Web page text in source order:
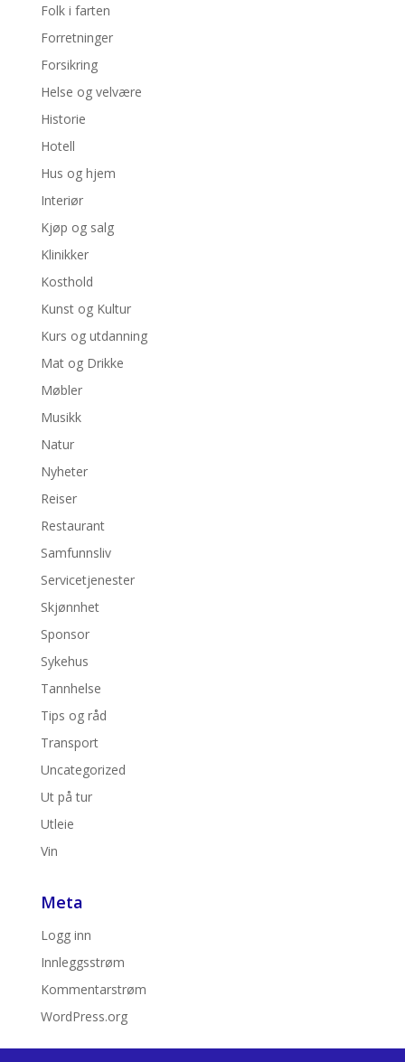
Folk i farten
Forretninger
Forsikring
Helse og velvære
Historie
Hotell
Hus og hjem
Interiør
Kjøp og salg
Klinikker
Kosthold
Kunst og Kultur
Kurs og utdanning
Mat og Drikke
Møbler
Musikk
Natur
Nyheter
Reiser
Restaurant
Samfunnsliv
Servicetjenester
Skjønnhet
Sponsor
Sykehus
Tannhelse
Tips og råd
Transport
Uncategorized
Ut på tur
Utleie
Vin
Meta
Logg inn
Innleggsstrøm
Kommentarstrøm
WordPress.org